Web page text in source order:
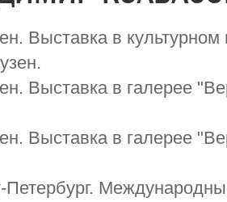
Выставка в культурном
Выставка в галерее
Выставка в галерее
Петербург.